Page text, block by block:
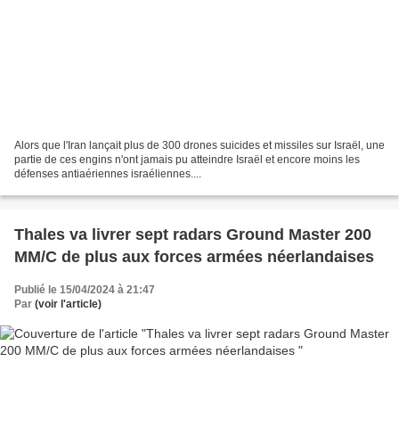
Alors que l'Iran lançait plus de 300 drones suicides et missiles sur Israël, une
partie de ces engins n'ont jamais pu atteindre Israël et encore moins les
défenses antiaériennes israéliennes....
Thales va livrer sept radars Ground Master 200
MM/C de plus aux forces armées néerlandaises
Publié le 15/04/2024 à 21:47
Par (voir l'article)